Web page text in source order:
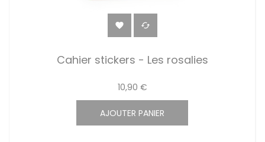
 
Cahier stickers - Les rosalies
10,90 €
AJOUTER PANIER